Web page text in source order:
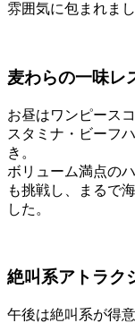
雰囲気に包まれまし
麦わらの一味レ
お昼はワンピース
スタミナ・ビーフ
き。
ボリューム満点の
も挑戦し、まるで
した。
絶叫系アトラク
午後は絶叫系が得